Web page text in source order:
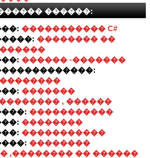
������:
����������� C#
�������� ��
������ -�������
�������
, ������
�����������
��������
�����������
��������
,�������� �� ������